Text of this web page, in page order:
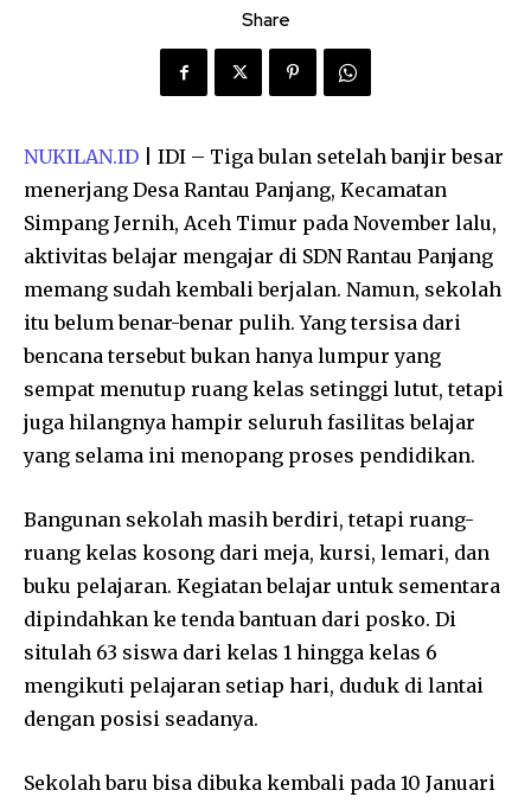
Share
NUKILAN.ID | IDI – Tiga bulan setelah banjir besar
menerjang Desa Rantau Panjang, Kecamatan
Simpang Jernih, Aceh Timur pada November lalu,
aktivitas belajar mengajar di SDN Rantau Panjang
memang sudah kembali berjalan. Namun, sekolah
itu belum benar-benar pulih. Yang tersisa dari
bencana tersebut bukan hanya lumpur yang
sempat menutup ruang kelas setinggi lutut, tetapi
juga hilangnya hampir seluruh fasilitas belajar
yang selama ini menopang proses pendidikan.
Bangunan sekolah masih berdiri, tetapi ruang-
ruang kelas kosong dari meja, kursi, lemari, dan
buku pelajaran. Kegiatan belajar untuk sementara
dipindahkan ke tenda bantuan dari posko. Di
situlah 63 siswa dari kelas 1 hingga kelas 6
mengikuti pelajaran setiap hari, duduk di lantai
dengan posisi seadanya.
Sekolah baru bisa dibuka kembali pada 10 Januari